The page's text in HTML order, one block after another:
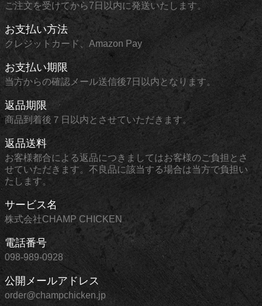
ご注文を受けてから7日以内に発送いたします。
お支払い方法
クレジットカード、Amazon Pay
お支払い期限
当方からの確認メール送信後7日以内となります。
返品期限
商品到着後７日以内とさせていただきます。
返品送料
お客様都合による返品につきましてはお客様のご負担とさ
せていただきます。不良品に該当する場合は当方で負担い
たします。
サービス名
株式会社CHAMP CHICKEN
電話番号
098-989-0928
公開メールアドレス
order@champchicken.jp